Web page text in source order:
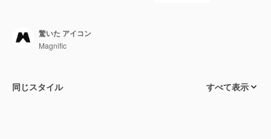
驚いた アイコン
Magnific
同じスタイル すべて表示